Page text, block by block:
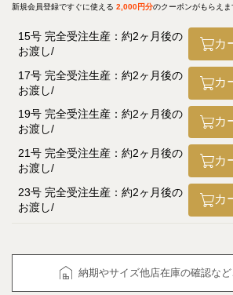
新規会員登録ですぐに使える 2,000円分のクーポンがもらえま
15号 完全受注生産：約2ヶ月後の
お渡し
カ
17号 完全受注生産：約2ヶ月後の
お渡し
カ
19号 完全受注生産：約2ヶ月後の
お渡し
カ
21号 完全受注生産：約2ヶ月後の
お渡し
カ
23号 完全受注生産：約2ヶ月後の
お渡し
カ
納期やサイズ他店在庫の確認な